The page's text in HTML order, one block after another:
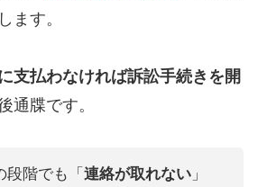
ます。
支払わなければ訴訟手続きを開
通牒です。
段階でも「連絡が取れない 」